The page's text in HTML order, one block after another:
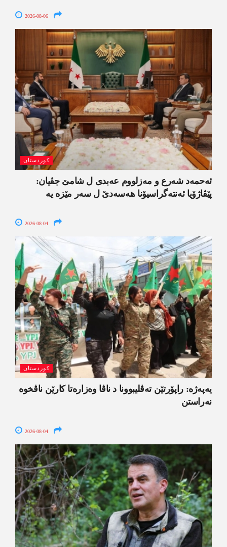
2026-08-06
کوردستان
ئەحمەد شەرع و مەزلووم عەبدی ل شامێ جڤیان:
پێڤاژۆیا ئەنتەگراسیۆنا ھەسەدێ ل سەر مێزە یە
2026-08-04
کوردستان
یەپەژە: راپۆرتێن تەڤلیبوونا د ناڤا وەزارەتا کارێن ناڤخوە
نەراستن
2026-08-04